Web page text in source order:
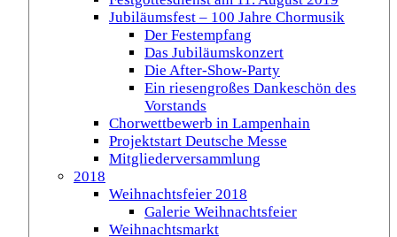
Jubiläumsfest – 100 Jahre Chormusik
Der Festempfang
Das Jubiläumskonzert
Die After-Show-Party
Ein riesengroßes Dankeschön des
Vorstands
Chorwettbewerb in Lampenhain
Projektstart Deutsche Messe
Mitgliederversammlung
2018
Weihnachtsfeier 2018
Galerie Weihnachtsfeier
Weihnachtsmarkt